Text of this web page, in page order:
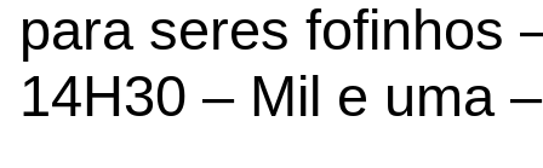
para seres fofinhos
14H30 – Mil e uma